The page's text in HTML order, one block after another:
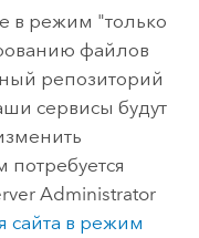
в режим "только
файлов
репозиторий
сервисы будут
Administrator
сайта в режим